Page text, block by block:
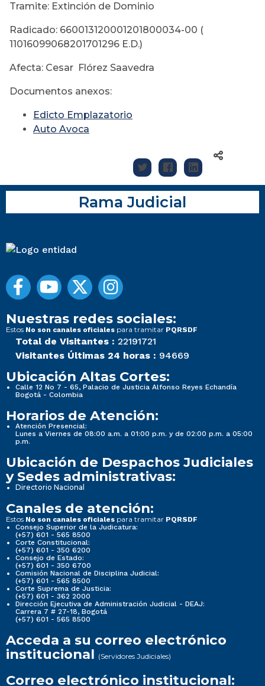
Tramite: Extinción de Dominio
Radicado: 660013120001201800034-00 (
11016099068201701296 E.D.)
Afecta: Cesar Flórez Saavedra
Documentos anexos:
Edicto Emplazatorio
Auto Avoca
Rama Judicial
Nuestras redes sociales:
Estos No son canales oficiales para tramitar PQRSDF
Total de Visitantes : 22191721
Visitantes Últimas 24 horas : 94669
Ubicación Altas Cortes:
Calle 12 No 7 - 65, Palacio de Justicia Alfonso Reyes Echandía
Bogotá - Colombia
Horarios de Atención:
Atención Presencial:
Lunes a Viernes de 08:00 a.m. a 01:00 p.m. y de 02:00 p.m. a 05:00
p.m.
Ubicación de Despachos Judiciales
y Sedes administrativas:
Directorio Nacional
Canales de atención:
Estos No son canales oficiales para tramitar PQRSDF
Consejo Superior de la Judicatura:
(+57) 601 - 565 8500
Corte Constitucional:
(+57) 601 - 350 6200
Consejo de Estado:
(+57) 601 - 350 6700
Comisión Nacional de Disciplina Judicial:
(+57) 601 - 565 8500
Corte Suprema de Justicia:
(+57) 601 - 362 2000
Dirección Ejecutiva de Administración Judicial - DEAJ:
Carrera 7 # 27-18, Bogotá
(+57) 601 - 565 8500
Acceda a su correo electrónico
institucional (Servidores Judiciales)
Correo electrónico institucional: